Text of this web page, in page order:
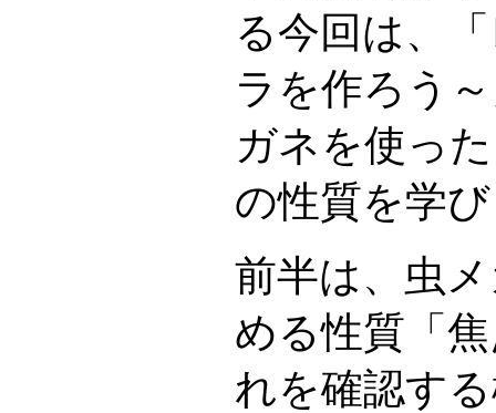
る今回は、
ラを作ろう
ガネを使っ
の性質を学
前半は、虫
める性質「
れを確認す